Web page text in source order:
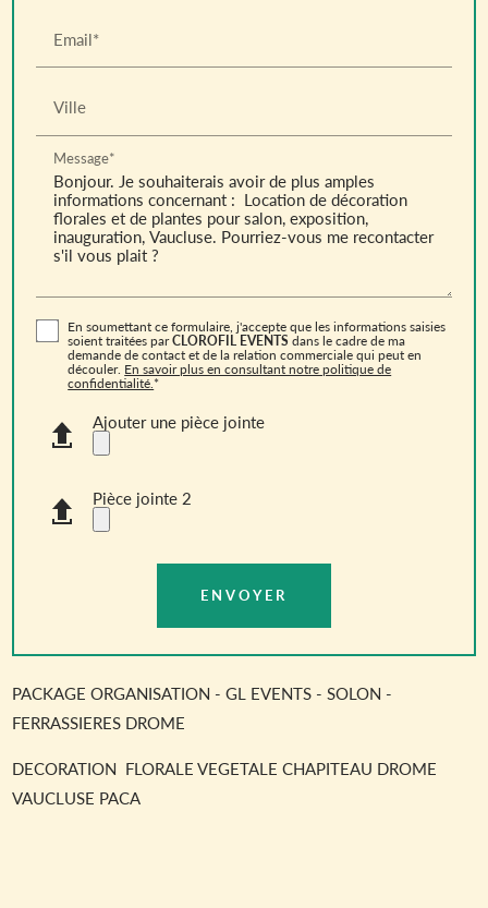
Email*
Ville
Message*
En soumettant ce formulaire, j'accepte que les informations saisies
soient traitées parCLOROFIL EVENTS dans le cadre de ma
demande de contact et de la relation commerciale qui peut en
découler. En savoir plus en consultant notre politique de
confidentialité.*
Ajouter une pièce jointe
Pièce jointe 2
PACKAGE ORGANISATION - GL EVENTS - SOLON -
FERRASSIERES DROME
DECORATION FLORALE VEGETALE CHAPITEAU DROME
VAUCLUSE PACA